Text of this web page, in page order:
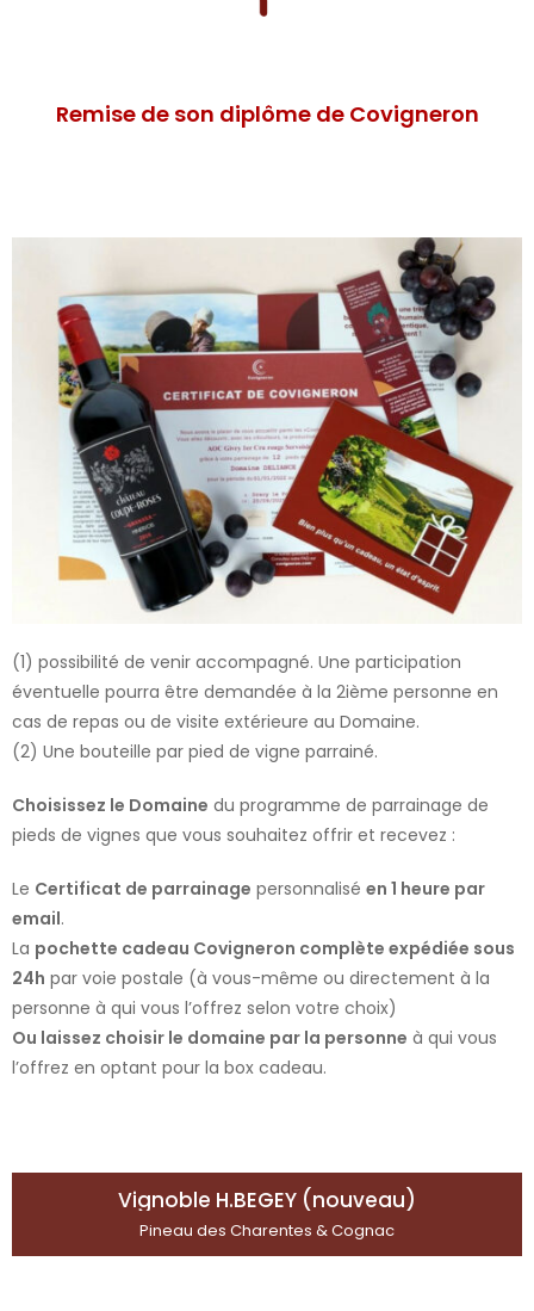
Remise de son diplôme de Covigneron
(1) possibilité de venir accompagné. Une participation
éventuelle pourra être demandée à la 2ième personne en
cas de repas ou de visite extérieure au Domaine.
(2) Une bouteille par pied de vigne parrainé.
Choisissez le Domaine du programme de parrainage de
pieds de vignes que vous souhaitez offrir et recevez :
Le Certificat de parrainage personnalisé en 1 heure par
email.
La pochette cadeau Covigneron complète expédiée sous
24h par voie postale (à vous-même ou directement à la
personne à qui vous l’offrez selon votre choix)
Ou laissez choisir le domaine par la personne à qui vous
l’offrez en optant pour la box cadeau.
Vignoble H.BEGEY (nouveau)
Pineau des Charentes & Cognac